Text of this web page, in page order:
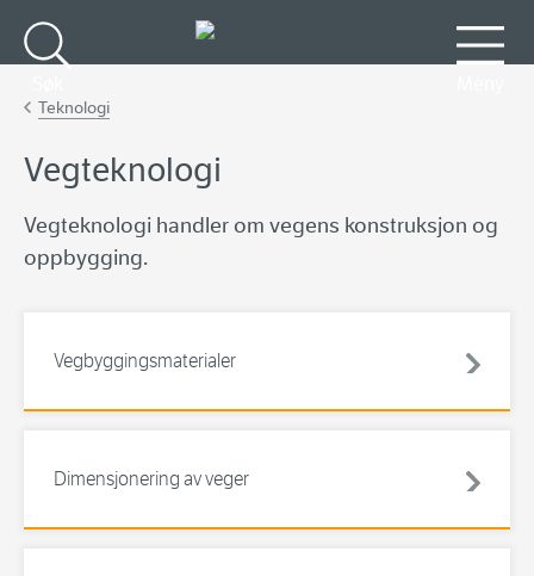
Teknologi
Vegteknologi
Vegteknologi handler om vegens konstruksjon og
oppbygging.
Vegbyggingsmaterialer
Dimensjonering av veger